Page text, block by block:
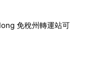
免稅州轉運站可